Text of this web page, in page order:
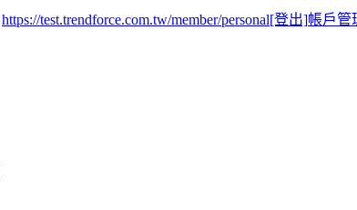
https://test.trendforce.com.tw/member/personal[登出]帳戶管